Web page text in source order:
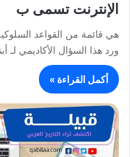
الإنترنت تسمى ب
هي قائمة من القواعد
ورد هذا السؤال الأكاديمي لـ
أكمل القراءة »